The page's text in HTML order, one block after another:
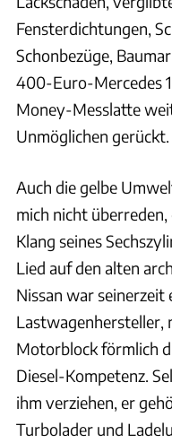
Fensterdichtungen,
Schonbezüge,
400-Euro-Mercedes
Money-Messlatte
Unmöglichen gerückt.
Auch die gelbe
mich nicht
Klang seines
Lied auf den alten
Nissan war
Lastwagenhersteller,
Motorblock förmlich
Diesel-Kompetenz.
ihm verziehen, er
Turbolader und